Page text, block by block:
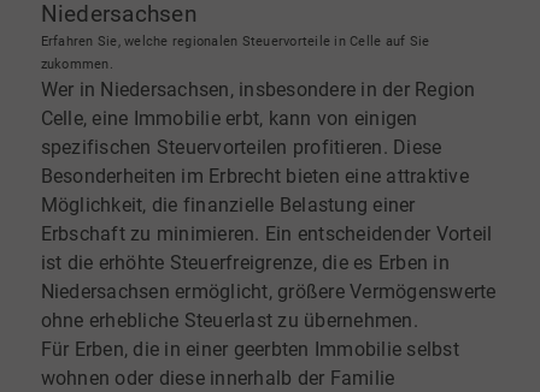
Niedersachsen
Erfahren Sie, welche regionalen Steuervorteile in Celle auf Sie
zukommen.
Wer in Niedersachsen, insbesondere in der Region
Celle, eine Immobilie erbt, kann von einigen
spezifischen Steuervorteilen profitieren. Diese
Besonderheiten im Erbrecht bieten eine attraktive
Möglichkeit, die finanzielle Belastung einer
Erbschaft zu minimieren. Ein entscheidender Vorteil
ist die erhöhte Steuerfreigrenze, die es Erben in
Niedersachsen ermöglicht, größere Vermögenswerte
ohne erhebliche Steuerlast zu übernehmen.
Für Erben, die in einer geerbten Immobilie selbst
wohnen oder diese innerhalb der Familie